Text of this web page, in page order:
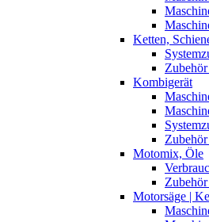
Ketten,
Kombigerät
Motomix, Öle
Motorsäge |